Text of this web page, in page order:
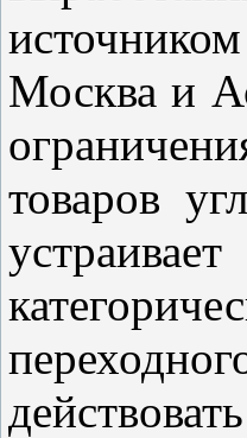
Москва и
товаров